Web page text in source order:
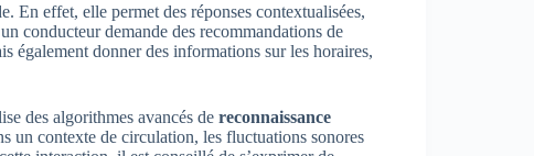
En effet, elle permet des réponses contextualisées,
conducteur demande des recommandations de
également donner des informations sur les horaires,
des algorithmes avancés de reconnaissance
un contexte de circulation, les fluctuations sonores